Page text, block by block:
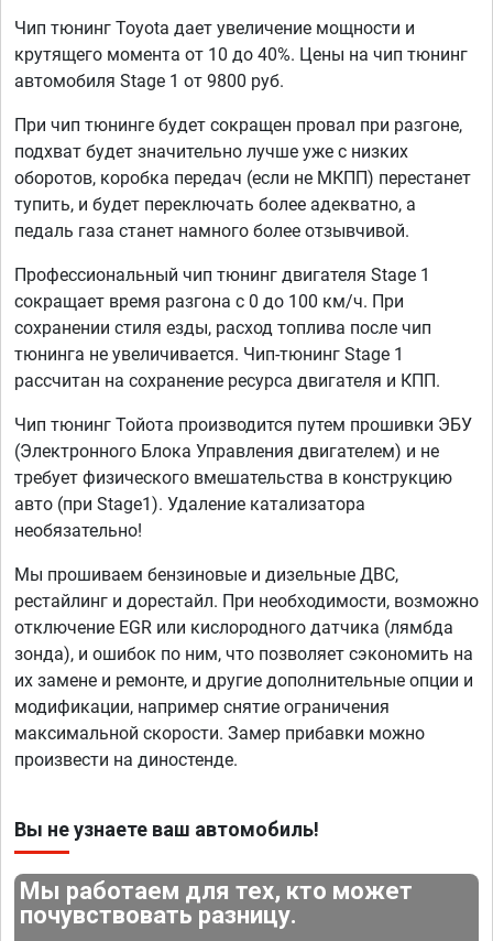
Чип тюнинг Toyota дает увеличение мощности и
крутящего момента от 10 до 40%. Цены на чип тюнинг
автомобиля Stage 1 от 9800 руб.
При чип тюнинге будет сокращен провал при разгоне,
подхват будет значительно лучше уже с низких
оборотов, коробка передач (если не МКПП) перестанет
тупить, и будет переключать более адекватно, а
педаль газа станет намного более отзывчивой.
Профессиональный чип тюнинг двигателя Stage 1
сокращает время разгона с 0 до 100 км/ч. При
сохранении стиля езды, расход топлива после чип
тюнинга не увеличивается. Чип-тюнинг Stage 1
рассчитан на сохранение ресурса двигателя и КПП.
Чип тюнинг Тойота производится путем прошивки ЭБУ
(Электронного Блока Управления двигателем) и не
требует физического вмешательства в конструкцию
авто (при Stage1). Удаление катализатора
необязательно!
Мы прошиваем бензиновые и дизельные ДВС,
рестайлинг и дорестайл. При необходимости, возможно
отключение EGR или кислородного датчика (лямбда
зонда), и ошибок по ним, что позволяет сэкономить на
их замене и ремонте, и другие дополнительные опции и
модификации, например снятие ограничения
максимальной скорости. Замер прибавки можно
произвести на диностенде.
Вы не узнаете ваш автомобиль!
Мы работаем для тех, кто может
почувствовать разницу.